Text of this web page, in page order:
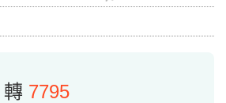
轉 7795